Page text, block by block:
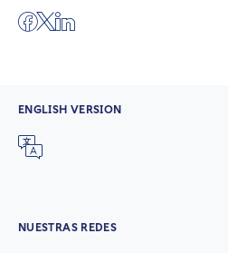
ENGLISH VERSION
NUESTRAS REDES